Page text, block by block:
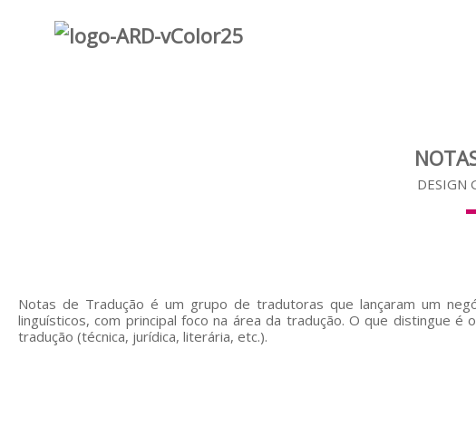
DESIGN
Notas de Tradução é um grupo de tradutoras que lançaram um
linguísticos, com principal foco na área da tradução. O que distingue é
tradução (técnica, jurídica, literária, etc.).